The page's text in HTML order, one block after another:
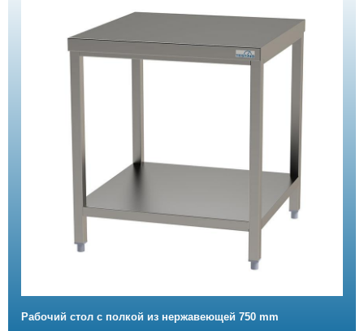
Рабочий стол с полкой из нержавеющей 750 mm